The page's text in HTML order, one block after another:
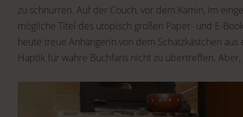
zu schnurren. Auf der Couch, vor dem Kamin, im
mögliche Titel des utopisch großen Paper- und E-
heute treue Anhängerin von dem Schatzkästchen
Haptik für wahre Buchfans nicht zu übertreffen.